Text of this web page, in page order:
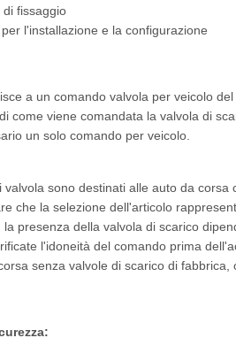
di fissaggio
l'installazione e la configurazione
a un comando valvola per veicolo
come viene comandata la valvola di
un solo comando per veicolo.
valvola sono destinati alle auto da
che la selezione dell'articolo
la presenza della valvola di scarico
l'idoneità del comando prima
senza valvole di scarico di